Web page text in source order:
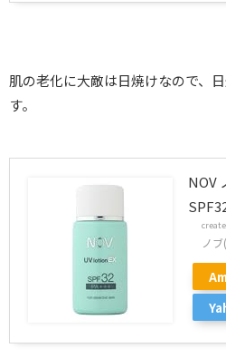
肌の老化に大敵は日焼けなので、
す。
NOV
ノ